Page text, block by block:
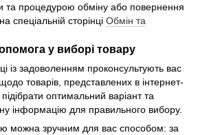
та процедурою обміну або повернення
спеціальній сторінці Обмін та
у виборі товару
із задоволенням проконсультують вас
товарів, представлених в інтернет-
оптимальний варіант та
інформацію для правильного вибору.
можна зручним для вас способом: за